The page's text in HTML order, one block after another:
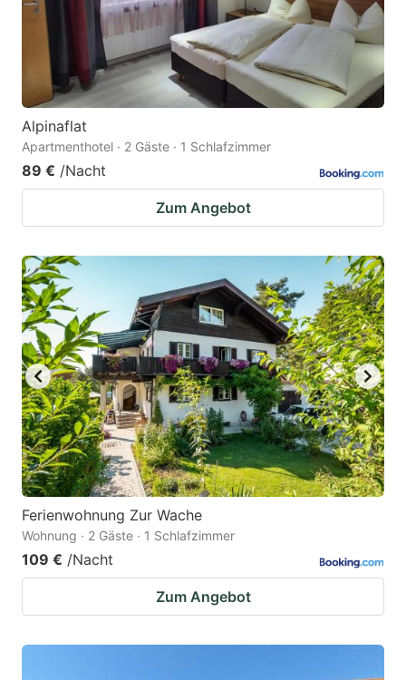
the
keyboard
shortcuts
for
changing
to
get
the
keyboard
for
changing
dates.
Alpinaflat
Apartmenthotel · 2 Gäste · 1 Schlafzimmer
89 € /Nacht
Zum Angebot
Ferienwohnung Zur Wache
Wohnung · 2 Gäste · 1 Schlafzimmer
109 € /Nacht
Zum Angebot